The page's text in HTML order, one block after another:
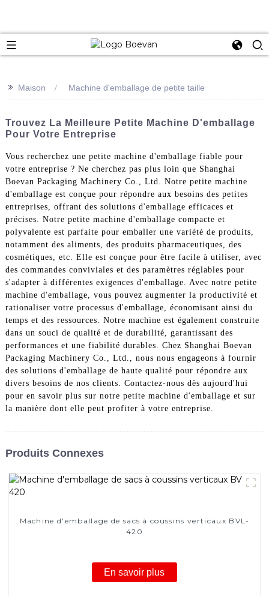
>> Maison Machine d'emballage de petite taille
Trouvez La Meilleure Petite Machine D'emballage
Pour Votre Entreprise
Vous recherchez une petite machine d'emballage fiable pour
votre entreprise ? Ne cherchez pas plus loin que Shanghai
Boevan Packaging Machinery Co., Ltd. Notre petite machine
d'emballage est conçue pour répondre aux besoins des petites
entreprises, offrant des solutions d'emballage efficaces et
précises. Notre petite machine d'emballage compacte et
polyvalente est parfaite pour emballer une variété de produits,
notamment des aliments, des produits pharmaceutiques, des
cosmétiques, etc. Elle est conçue pour être facile à utiliser, avec
des commandes conviviales et des paramètres réglables pour
s'adapter à différentes exigences d'emballage. Avec notre petite
machine d'emballage, vous pouvez augmenter la productivité et
rationaliser votre processus d'emballage, économisant ainsi du
temps et des ressources. Notre machine est également construite
dans un souci de qualité et de durabilité, garantissant des
performances et une fiabilité durables. Chez Shanghai Boevan
Packaging Machinery Co., Ltd., nous nous engageons à fournir
des solutions d'emballage de haute qualité pour répondre aux
divers besoins de nos clients. Contactez-nous dès aujourd'hui
pour en savoir plus sur notre petite machine d'emballage et sur
la manière dont elle peut profiter à votre entreprise.
Produits Connexes
Machine d'emballage de sacs à coussins verticaux BVL-
420
En savoir plus